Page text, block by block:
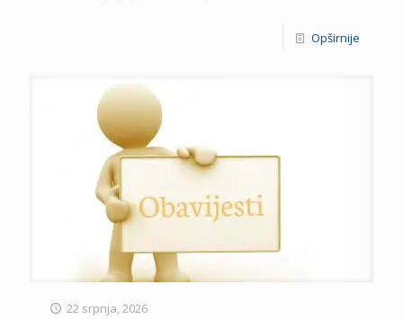
Opširnije
22 srpnja, 2026